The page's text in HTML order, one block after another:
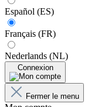
Español (ES)
Français (FR)
Nederlands (NL)
Connexion
Fermer le menu